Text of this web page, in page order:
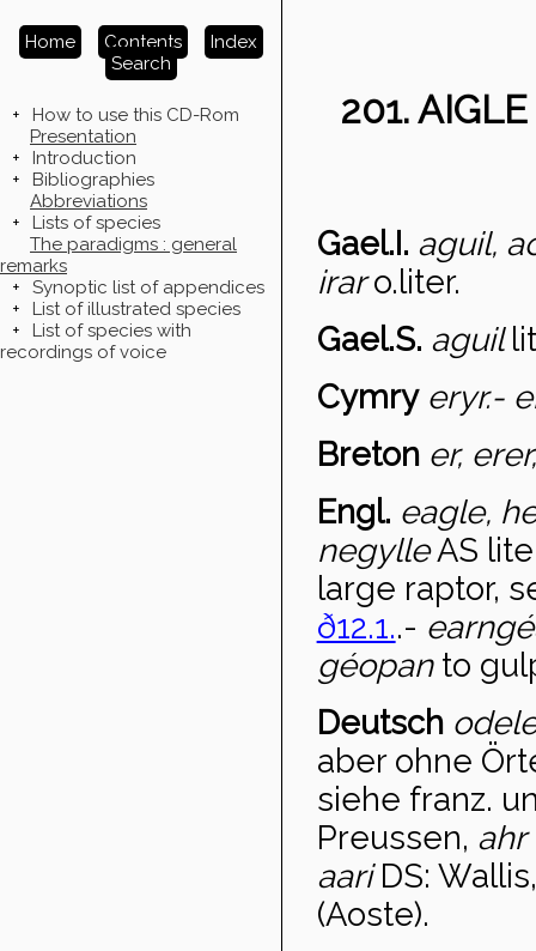
Home Contents
Index
Search
+
How to use this CD-Rom
Presentation
+
Introduction
+
Bibliographies
Abbreviations
+
Lists of species
The paradigms : general
remarks
+
Synoptic list of appendices
+
List of illustrated species
+
List of species with
recordings of voice
201.
Gael.I. aguil,
iraro.liter.
Gael.S. aguil
Cymry eryr.-
Breton er,
Engl. eagle,
negylleAS
large raptor,
ð12.1..-
géopanto
Deutsch
aber ohne
siehe franz.
Preussen, ahr
aariDS:
(Aoste).